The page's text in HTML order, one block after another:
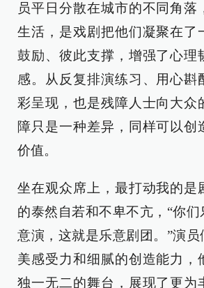
员平日分散在城市的不同角落
生活，是戏剧把他们凝聚在了
鼓励、彼此支撑，增强了心理
感。从反复排演练习、用心斟
彩呈现，也是残障人士向大众
障只是一种差异，同样可以创
价值。
坐在观众席上，最打动我的是
的泰然自若和不卑不亢，“你
意演，这就是乐意剧团。”演
美感受力和细腻的创造能力，
独一无二的舞台，展现了更为